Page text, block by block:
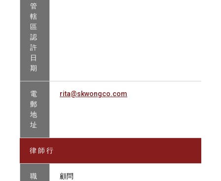
管
轄
區
認
許
日
期
電
郵
地
址
rita@skwongco.com
律 師 行
職
顧問